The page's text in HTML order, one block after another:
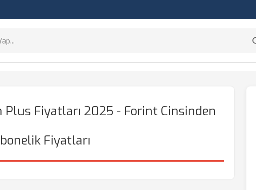
Fiyatları 2025 - Forint Cinsinden
Fiyatları